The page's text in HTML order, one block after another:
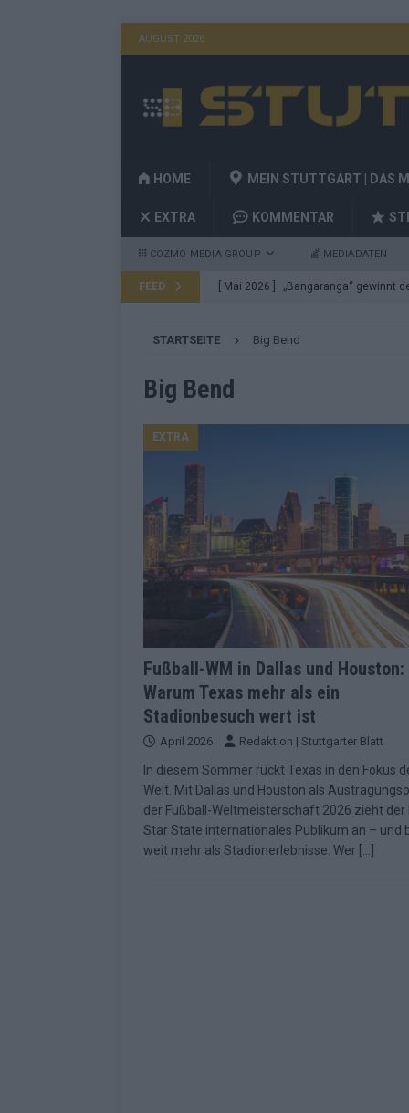
AUGUST 2026
HOME MEIN STUTTGART | DAS
EXTRA KOMMENTAR
COZMO MEDIA GROUP MEDIADATEN
FEED [ Mai 2026 ] „Bangaranga“ gewinnt
[ Mai 2026 ] Von JJ bis Lordi: Das
[ Mai 2026 ]
„Douze Points“,
Wettbewerbs EUROVISION
[ Mai 2026 ] ESC-Finale komplett: 20
Überblick EUROVISION
[ Mai 2026 ] ESC 2026: JJ performt
[ Mai 2026 ] Quoten vor ESC-
überrascht negativ
[ Juni 2026 ] Neue Themenwelt,
Highlights EXTRA
[ Mai 2026 ] DARA gewinnt verdient,
Fazit zum ESC 2026 KOMMENTAR
STARTSEITE Big Bend
Big Bend
EXTRA
Fußball-WM in Dallas und Houston:
Warum Texas mehr als ein
Stadionbesuch wert ist
April 2026 Redaktion | Stuttgarter Blatt
In diesem Sommer rückt Texas in den Fokus
Welt. Mit Dallas und Houston als
der Fußball-Weltmeisterschaft 2026 zieht der
Star State internationales Publikum an – und
weit mehr als Stadionerlebnisse. Wer